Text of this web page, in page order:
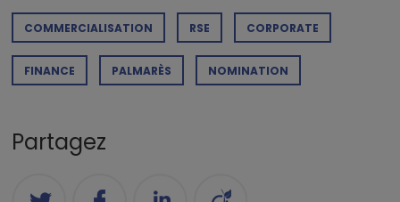
COMMERCIALISATION RSE CORPORATE
FINANCE PALMARÈS NOMINATION
Partagez